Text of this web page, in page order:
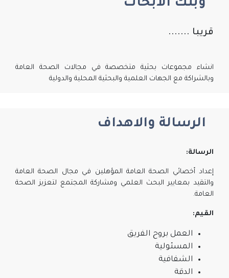
وبنك الأبحاث
قريبا .......
انشاء مجموعات بحثية متخصصة في مجالات الصحة العامة
وبالشراكة مع الجهات العلمية والبحثية المحلية والدولية
الرسالة والاهداف
الرسالة:
إعداد أخصائي الصحة العامة المؤهلين في مجال الصحة العامة
والتقيد بمعايير البحث العلمي ومشاركة المجتمع لتعزيز الصحة
العامة.
القيم:
العمل بروح الفريق
المسئولية
الشفافية
الدقة